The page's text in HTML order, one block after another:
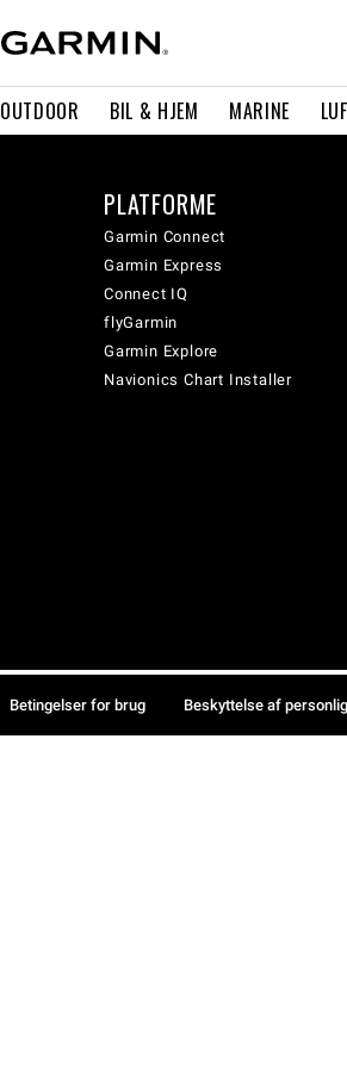
OUTDOOR BIL & HJEM MARINE
PLATFORME
Garmin Connect
Garmin Express
Connect IQ
flyGarmin
Garmin Explore
Navionics Chart Installer
Betingelser for brug Beskyttelse af